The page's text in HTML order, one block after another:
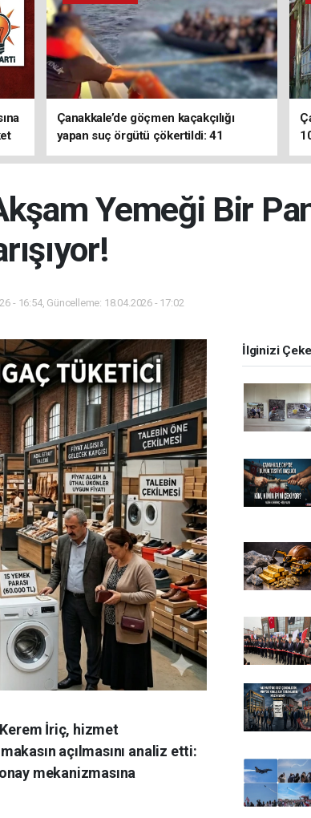
Çanakkale’de göçmen kaçakçılığı
yapan suç örgütü çökertildi: 41
tutuklama
Yemeği Bir
- 16:54, Güncelleme: 18.04.2026 - 17:02
İriç, hizmet
açılmasını analiz etti:
mekanizmasına
İlginizi